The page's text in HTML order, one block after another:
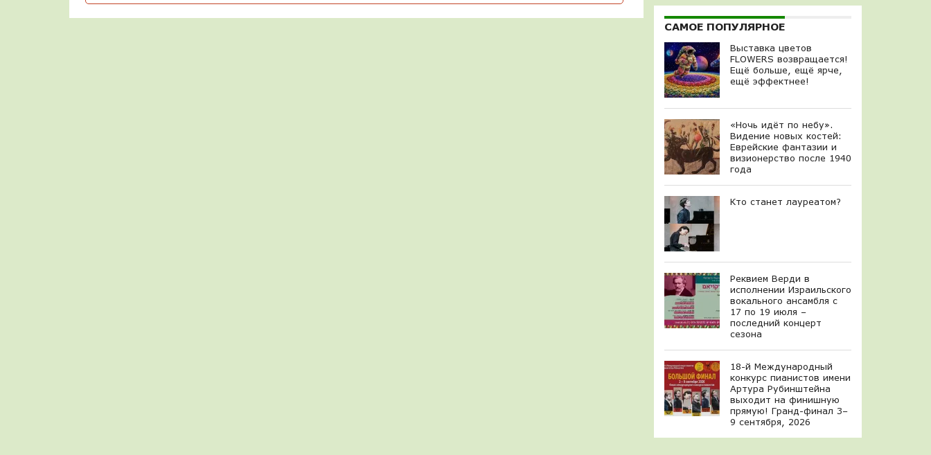
Джорджа Баланчина на музыку Петра
Ильича Чайковского. Бессмертное
САМОЕ ПОПУЛЯРНОЕ
Выставка цветов
FLOWERS возвращается!
Ещё больше, ещё ярче,
ещё эффектнее!
«Ночь идёт по небу».
Видение новых костей:
Еврейские фантазии и
визионерство после 1940
года
Кто станет лауреатом?
Реквием Верди в
исполнении Израильского
вокального ансамбля с
17 по 19 июля –
последний концерт
сезона
18-й Международный
конкурс пианистов имени
Артура Рубинштейна
выходит на финишную
прямую! Гранд-финал 3–
9 сентября, 2026